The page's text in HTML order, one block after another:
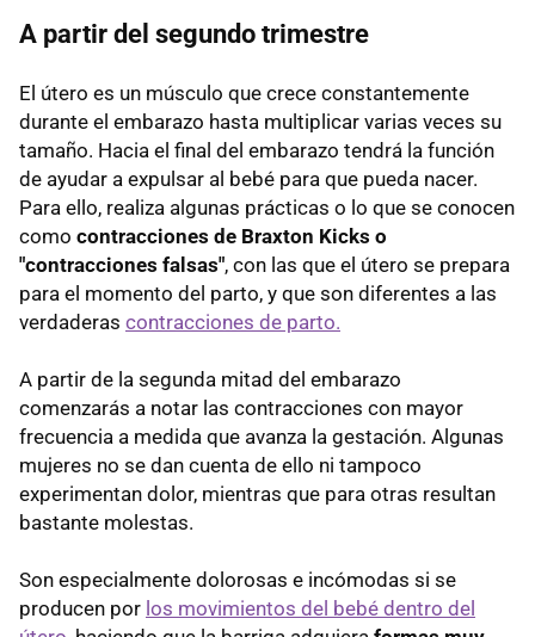
A partir del segundo trimestre
El útero es un músculo que crece constantemente
durante el embarazo hasta multiplicar varias veces su
tamaño. Hacia el final del embarazo tendrá la función
de ayudar a expulsar al bebé para que pueda nacer.
Para ello, realiza algunas prácticas o lo que se conocen
como contracciones de Braxton Kicks o
"contracciones falsas", con las que el útero se prepara
para el momento del parto, y que son diferentes a las
verdaderas contracciones de parto.
A partir de la segunda mitad del embarazo
comenzarás a notar las contracciones con mayor
frecuencia a medida que avanza la gestación. Algunas
mujeres no se dan cuenta de ello ni tampoco
experimentan dolor, mientras que para otras resultan
bastante molestas.
Son especialmente dolorosas e incómodas si se
producen por los movimientos del bebé dentro del